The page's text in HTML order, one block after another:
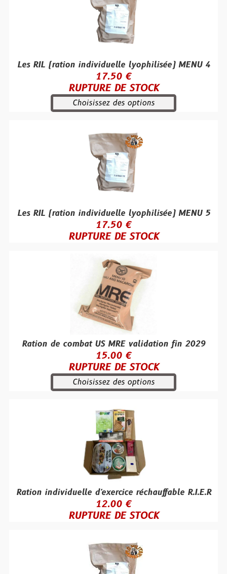
Les RIL (ration individuelle lyophilisée) MENU 4
17.50 €
RUPTURE DE STOCK
Choisissez des options
Les RIL (ration individuelle lyophilisée) MENU 5
17.50 €
RUPTURE DE STOCK
Ration de combat US MRE validation fin 2029
15.00 €
RUPTURE DE STOCK
Choisissez des options
Ration individuelle d'exercice réchauffable R.I.E.R
12.00 €
RUPTURE DE STOCK